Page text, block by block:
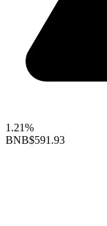
1.21%
BNB$591.93